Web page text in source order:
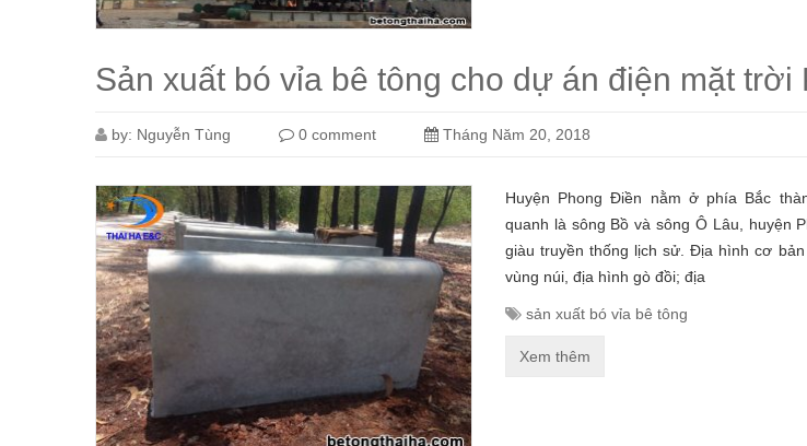
Sản xuất bó vỉa bê tông cho dự án điện mặt trời
by: Nguyễn Tùng 0 comment Tháng Năm 20, 2018
Huyện Phong Điền nằm ở phía Bắc
quanh là sông Bồ và sông Ô Lâu, huyện
giàu truyền thống lịch sử. Địa hình cơ
vùng núi, địa hình gò đồi; địa
sản xuất bó vỉa bê tông
Xem thêm